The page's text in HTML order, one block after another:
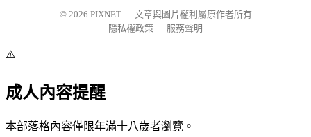
© 2026 PIXNET
文章與圖片權利屬原作者所有
隱私權政策
服務聲明
⚠️
成人內容提醒
本部落格內容僅限年滿十八歲者瀏覽。